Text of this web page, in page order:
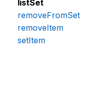
listSet
removeFromSet
removeItem
setItem